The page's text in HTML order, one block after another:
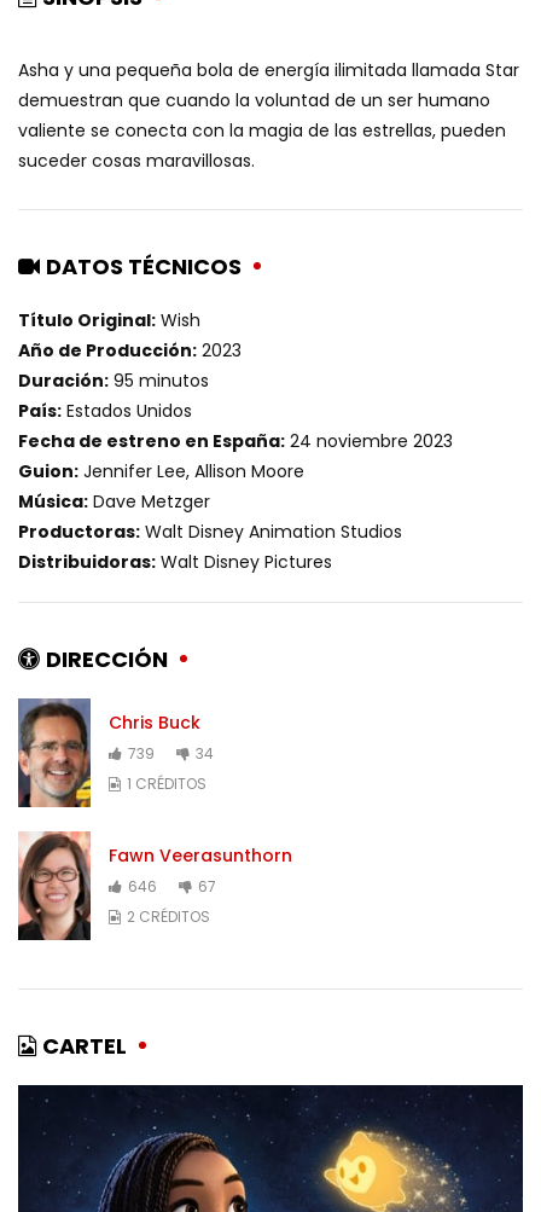
Asha y una pequeña bola de energía ilimitada llamada Star
demuestran que cuando la voluntad de un ser humano
valiente se conecta con la magia de las estrellas, pueden
suceder cosas maravillosas.
DATOS TÉCNICOS
Título Original: Wish
Año de Producción: 2023
Duración: 95 minutos
País: Estados Unidos
Fecha de estreno en España: 24 noviembre 2023
Guion: Jennifer Lee, Allison Moore
Música: Dave Metzger
Productoras: Walt Disney Animation Studios
Distribuidoras: Walt Disney Pictures
DIRECCIÓN
Chris Buck
739
34
1 CRÉDITOS
Fawn Veerasunthorn
646
67
2 CRÉDITOS
CARTEL